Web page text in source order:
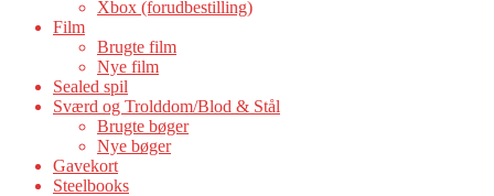
Xbox (forudbestilling)
Film
Brugte film
Nye film
Sealed spil
Sværd og Trolddom/Blod & Stål
Brugte bøger
Nye bøger
Gavekort
Steelbooks